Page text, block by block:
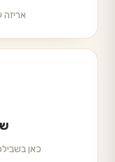
אריזה
כאן